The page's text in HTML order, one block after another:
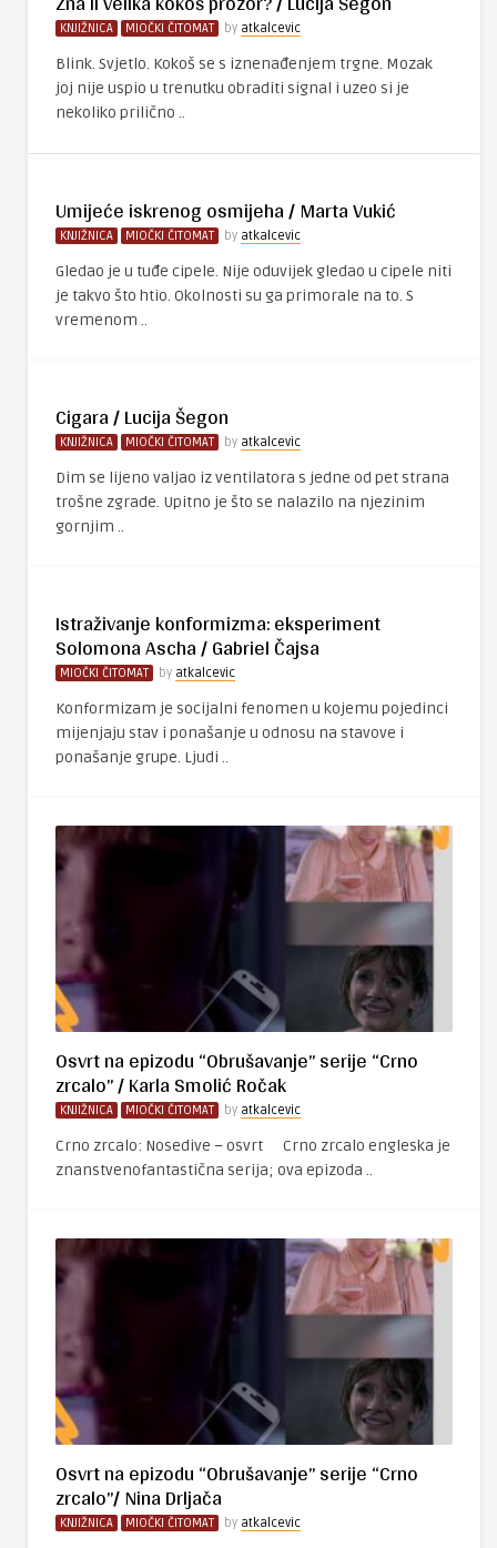
KNJIŽNICA MIOČKI ČITOMAT by atkalcevic
Blink. Svjetlo. Kokoš se s iznenađenjem trgne. Mozak
joj nije uspio u trenutku obraditi signal i uzeo si je
nekoliko prilično ..
Umijeće iskrenog osmijeha / Marta Vukić
KNJIŽNICA MIOČKI ČITOMAT by atkalcevic
Gledao je u tuđe cipele. Nije oduvijek gledao u cipele niti
je takvo što htio. Okolnosti su ga primorale na to. S
vremenom ..
Cigara / Lucija Šegon
KNJIŽNICA MIOČKI ČITOMAT by atkalcevic
Dim se lijeno valjao iz ventilatora s jedne od pet strana
trošne zgrade. Upitno je što se nalazilo na njezinim
gornjim ..
Istraživanje konformizma: eksperiment
Solomona Ascha / Gabriel Čajsa
MIOČKI ČITOMAT by atkalcevic
Konformizam je socijalni fenomen u kojemu pojedinci
mijenjaju stav i ponašanje u odnosu na stavove i
ponašanje grupe. Ljudi ..
Osvrt na epizodu “Obrušavanje” serije “Crno
zrcalo” / Karla Smolić Ročak
KNJIŽNICA MIOČKI ČITOMAT by atkalcevic
Crno zrcalo: Nosedive – osvrt Crno zrcalo engleska je
znanstvenofantastična serija; ova epizoda ..
Osvrt na epizodu “Obrušavanje” serije “Crno
zrcalo”/ Nina Drljača
KNJIŽNICA MIOČKI ČITOMAT by atkalcevic